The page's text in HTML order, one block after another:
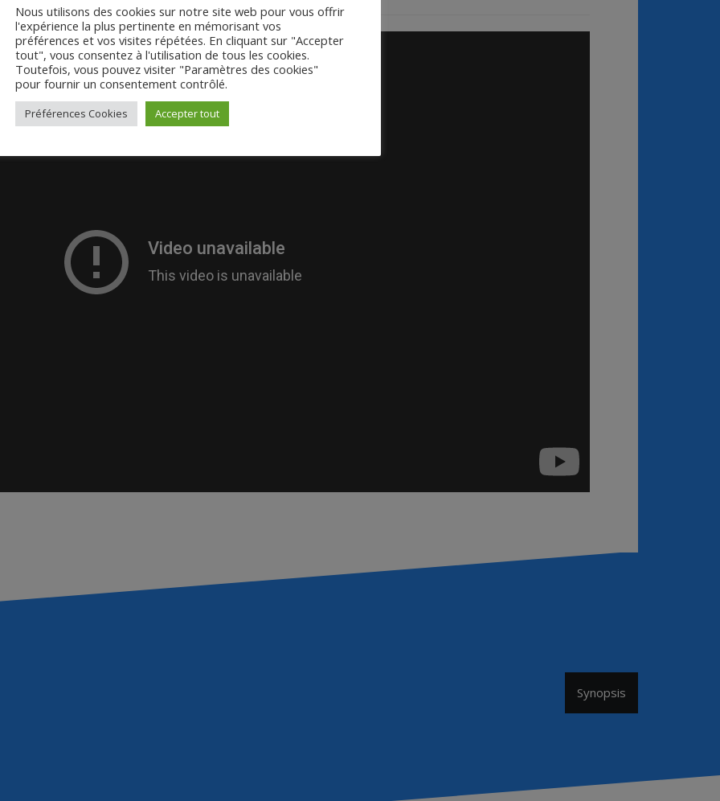
Synopsis
Nous utilisons des cookies sur notre site web pour vous offrir
l'expérience la plus pertinente en mémorisant vos
préférences et vos visites répétées. En cliquant sur "Accepter
tout", vous consentez à l'utilisation de tous les cookies.
Toutefois, vous pouvez visiter "Paramètres des cookies"
pour fournir un consentement contrôlé.
Préférences Cookies Accepter tout